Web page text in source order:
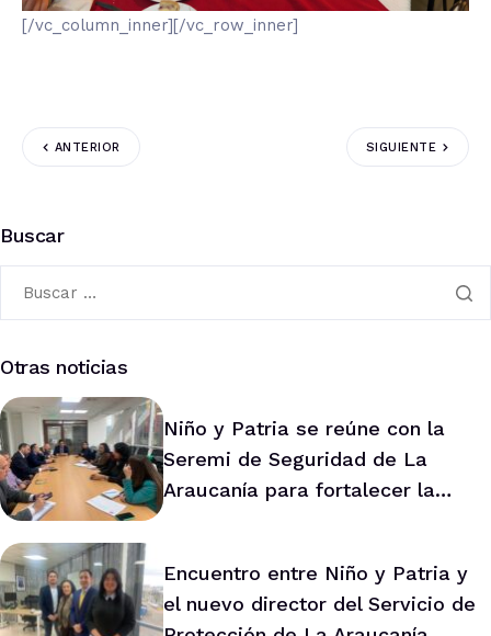
[/vc_column_inner][/vc_row_inner]
ANTERIOR SIGUIENTE
Buscar
Otras noticias
Niño y Patria se reúne con la
Seremi de Seguridad de La
Araucanía para fortalecer la
Encuentro entre Niño y Patria y
el nuevo director del Servicio de